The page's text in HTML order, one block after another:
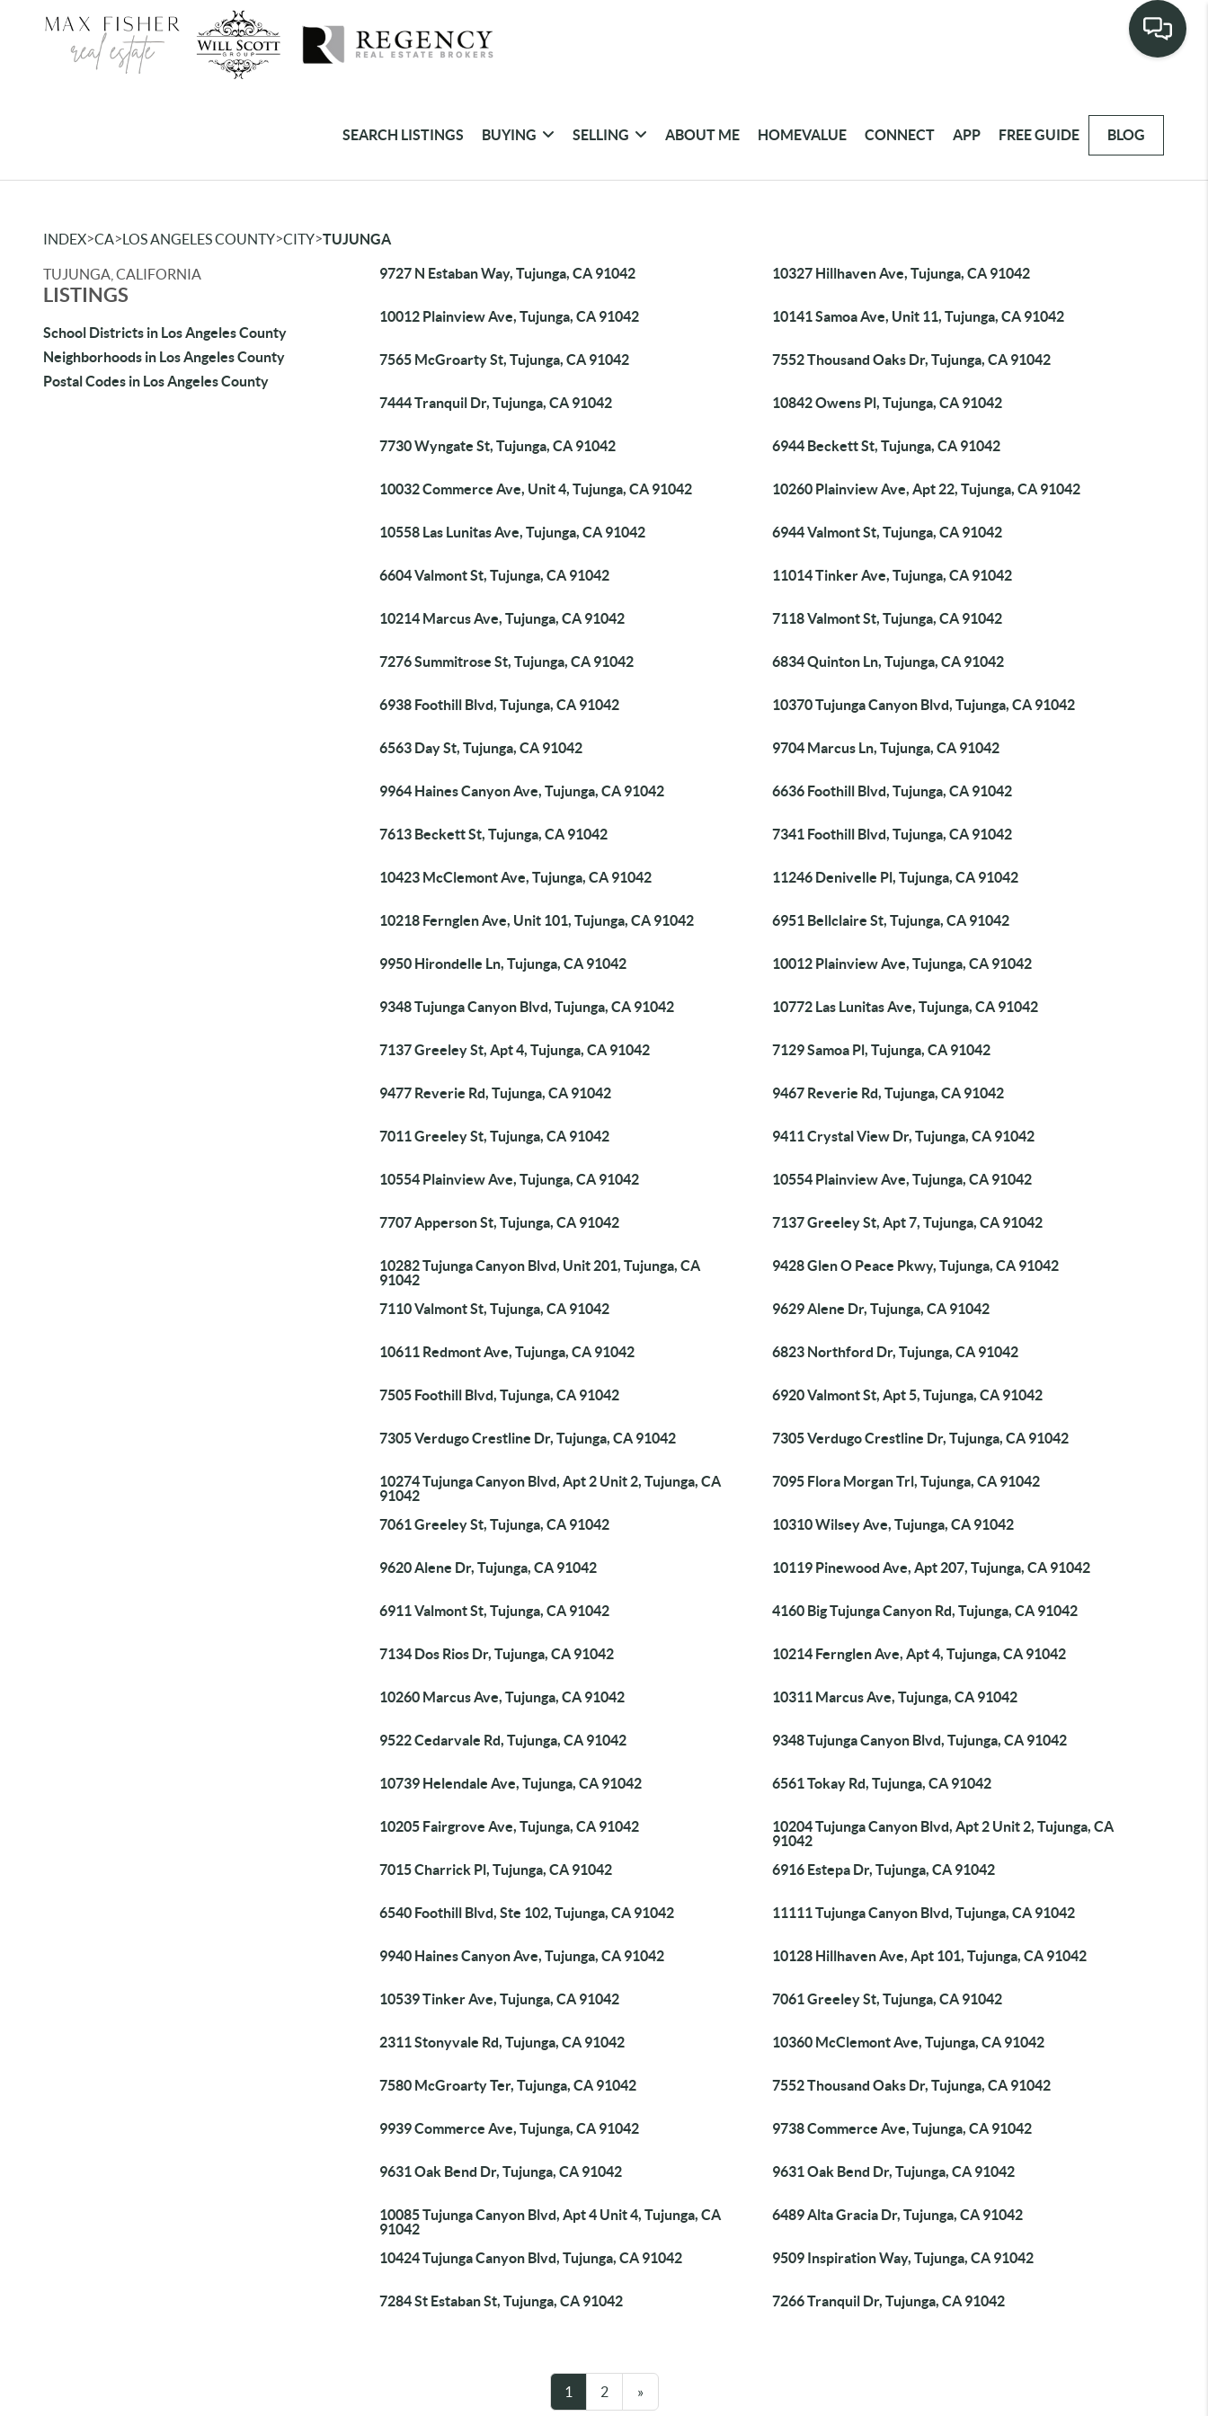
SEARCH LISTINGS BUYING SELLING ABOUT ME HOMEVALUE CONNECT APP FREE GUIDE BLOG
INDEX>CA>LOS ANGELES COUNTY>CITY>TUJUNGA
TUJUNGA, CALIFORNIA
LISTINGS
School Districts in Los Angeles County
Neighborhoods in Los Angeles County
Postal Codes in Los Angeles County
9727 N Estaban Way, Tujunga, CA 91042 10327 Hillhaven Ave, Tujunga, CA 91042
10012 Plainview Ave, Tujunga, CA 91042 10141 Samoa Ave, Unit 11, Tujunga, CA 91042
7565 McGroarty St, Tujunga, CA 91042 7552 Thousand Oaks Dr, Tujunga, CA 91042
7444 Tranquil Dr, Tujunga, CA 91042 10842 Owens Pl, Tujunga, CA 91042
7730 Wyngate St, Tujunga, CA 91042 6944 Beckett St, Tujunga, CA 91042
10032 Commerce Ave, Unit 4, Tujunga, CA 91042 10260 Plainview Ave, Apt 22, Tujunga, CA 91042
10558 Las Lunitas Ave, Tujunga, CA 91042 6944 Valmont St, Tujunga, CA 91042
6604 Valmont St, Tujunga, CA 91042 11014 Tinker Ave, Tujunga, CA 91042
10214 Marcus Ave, Tujunga, CA 91042 7118 Valmont St, Tujunga, CA 91042
7276 Summitrose St, Tujunga, CA 91042 6834 Quinton Ln, Tujunga, CA 91042
6938 Foothill Blvd, Tujunga, CA 91042 10370 Tujunga Canyon Blvd, Tujunga, CA 91042
6563 Day St, Tujunga, CA 91042 9704 Marcus Ln, Tujunga, CA 91042
9964 Haines Canyon Ave, Tujunga, CA 91042 6636 Foothill Blvd, Tujunga, CA 91042
7613 Beckett St, Tujunga, CA 91042 7341 Foothill Blvd, Tujunga, CA 91042
10423 McClemont Ave, Tujunga, CA 91042 11246 Denivelle Pl, Tujunga, CA 91042
10218 Fernglen Ave, Unit 101, Tujunga, CA 91042 6951 Bellclaire St, Tujunga, CA 91042
9950 Hirondelle Ln, Tujunga, CA 91042 10012 Plainview Ave, Tujunga, CA 91042
9348 Tujunga Canyon Blvd, Tujunga, CA 91042 10772 Las Lunitas Ave, Tujunga, CA 91042
7137 Greeley St, Apt 4, Tujunga, CA 91042 7129 Samoa Pl, Tujunga, CA 91042
9477 Reverie Rd, Tujunga, CA 91042 9467 Reverie Rd, Tujunga, CA 91042
7011 Greeley St, Tujunga, CA 91042 9411 Crystal View Dr, Tujunga, CA 91042
10554 Plainview Ave, Tujunga, CA 91042 10554 Plainview Ave, Tujunga, CA 91042
7707 Apperson St, Tujunga, CA 91042 7137 Greeley St, Apt 7, Tujunga, CA 91042
10282 Tujunga Canyon Blvd, Unit 201, Tujunga, CA
91042
9428 Glen O Peace Pkwy, Tujunga, CA 91042
7110 Valmont St, Tujunga, CA 91042 9629 Alene Dr, Tujunga, CA 91042
10611 Redmont Ave, Tujunga, CA 91042 6823 Northford Dr, Tujunga, CA 91042
7505 Foothill Blvd, Tujunga, CA 91042 6920 Valmont St, Apt 5, Tujunga, CA 91042
7305 Verdugo Crestline Dr, Tujunga, CA 91042 7305 Verdugo Crestline Dr, Tujunga, CA 91042
10274 Tujunga Canyon Blvd, Apt 2 Unit 2, Tujunga, CA
91042
7095 Flora Morgan Trl, Tujunga, CA 91042
7061 Greeley St, Tujunga, CA 91042 10310 Wilsey Ave, Tujunga, CA 91042
9620 Alene Dr, Tujunga, CA 91042 10119 Pinewood Ave, Apt 207, Tujunga, CA 91042
6911 Valmont St, Tujunga, CA 91042 4160 Big Tujunga Canyon Rd, Tujunga, CA 91042
7134 Dos Rios Dr, Tujunga, CA 91042 10214 Fernglen Ave, Apt 4, Tujunga, CA 91042
10260 Marcus Ave, Tujunga, CA 91042 10311 Marcus Ave, Tujunga, CA 91042
9522 Cedarvale Rd, Tujunga, CA 91042 9348 Tujunga Canyon Blvd, Tujunga, CA 91042
10739 Helendale Ave, Tujunga, CA 91042 6561 Tokay Rd, Tujunga, CA 91042
10205 Fairgrove Ave, Tujunga, CA 91042
10204 Tujunga Canyon Blvd, Apt 2 Unit 2, Tujunga, CA
91042
7015 Charrick Pl, Tujunga, CA 91042
6916 Estepa Dr, Tujunga, CA 91042
6540 Foothill Blvd, Ste 102, Tujunga, CA 91042 11111 Tujunga Canyon Blvd, Tujunga, CA 91042
9940 Haines Canyon Ave, Tujunga, CA 91042 10128 Hillhaven Ave, Apt 101, Tujunga, CA 91042
10539 Tinker Ave, Tujunga, CA 91042 7061 Greeley St, Tujunga, CA 91042
2311 Stonyvale Rd, Tujunga, CA 91042 10360 McClemont Ave, Tujunga, CA 91042
7580 McGroarty Ter, Tujunga, CA 91042 7552 Thousand Oaks Dr, Tujunga, CA 91042
9939 Commerce Ave, Tujunga, CA 91042 9738 Commerce Ave, Tujunga, CA 91042
9631 Oak Bend Dr, Tujunga, CA 91042 9631 Oak Bend Dr, Tujunga, CA 91042
10085 Tujunga Canyon Blvd, Apt 4 Unit 4, Tujunga, CA
91042
6489 Alta Gracia Dr, Tujunga, CA 91042
10424 Tujunga Canyon Blvd, Tujunga, CA 91042 9509 Inspiration Way, Tujunga, CA 91042
7284 St Estaban St, Tujunga, CA 91042 7266 Tranquil Dr, Tujunga, CA 91042
1 2 »